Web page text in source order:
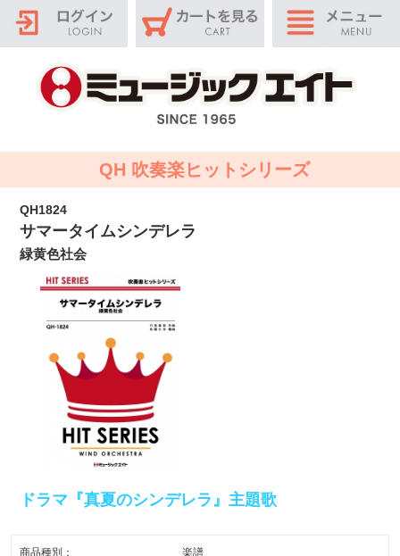
QH 吹奏楽ヒットシリーズ
QH1824
サマータイムシンデレラ
緑黄色社会
ドラマ『真夏のシンデレラ』主題歌
商品種別：
楽譜